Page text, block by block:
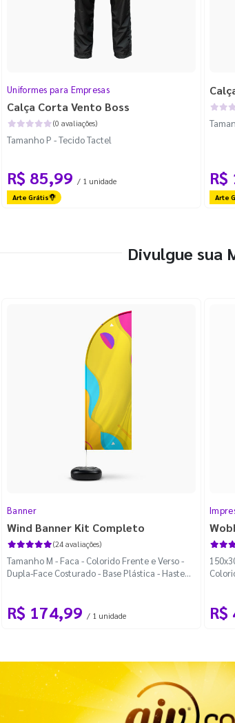
Uniformes para Empresas
Calça Corta Vento Boss
(0 avaliações)
Tamanho P - Tecido Tactel
R$ 85,99 / 1 unidade
Arte Grátis Arte
Divulgue sua
Banner
Wind Banner Kit Completo
(24 avaliações)
Tamanho M - Faca - Colorido Frente e Verso -
Dupla-Face Costurado - Base Plástica - Haste
R$ 174,99 / 1 unidade